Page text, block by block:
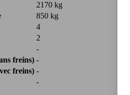
2170 kg
850 kg
4
2
-
freins) -
freins) -
-